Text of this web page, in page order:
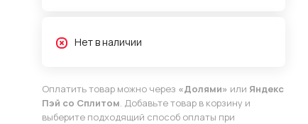
Нет в наличии
Оплатить товар можно через «Долями» или Яндекс
Пэй со Сплитом. Добавьте товар в корзину и
выберите подходящий способ оплаты при